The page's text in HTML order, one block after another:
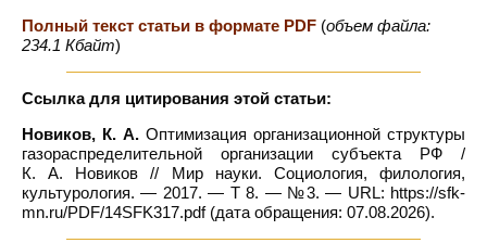
Полный текст статьи в формате PDF (объем файла:
234.1 Кбайт)
Ссылка для цитирования этой статьи:
Новиков, К. А. Оптимизация организационной структуры
газораспределительной организации субъекта РФ /
К. А. Новиков // Мир науки. Социология, филология,
культурология. — 2017. — Т 8. — №3. — URL: https://sfk-
mn.ru/PDF/14SFK317.pdf (дата обращения: 07.08.2026).